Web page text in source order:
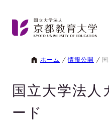
ホーム 情報公開
国立大学法人
ード